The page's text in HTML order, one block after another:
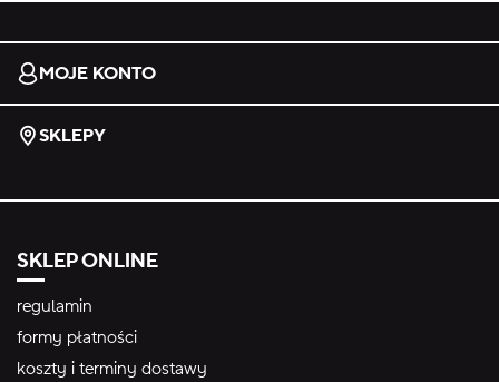
MOJE KONTO
SKLEPY
SKLEP ONLINE
regulamin
formy płatności
koszty i terminy dostawy